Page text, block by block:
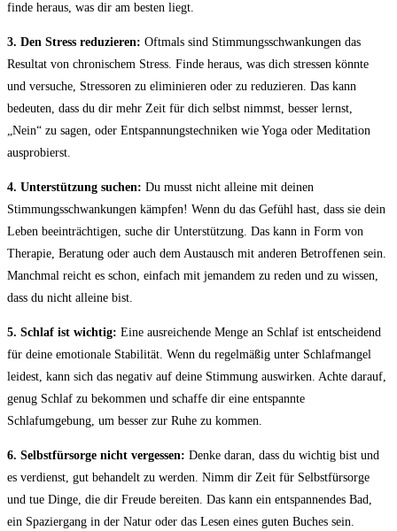
finde heraus, was dir am besten ​liegt.
3. Den Stress‍ reduzieren: Oftmals sind Stimmungsschwankungen ‌das
Resultat von chronischem Stress. Finde heraus,‍ was‍ dich stressen könnte
und versuche, Stressoren zu eliminieren oder zu⁢ reduzieren. Das​ kann
bedeuten,‍ dass du dir mehr ‌Zeit für dich selbst ‍nimmst, besser lernst,
„Nein“ zu​ sagen, oder Entspannungstechniken wie Yoga oder​ Meditation​
ausprobierst.
4.⁤ Unterstützung suchen: Du musst‌ nicht ⁢alleine mit deinen
Stimmungsschwankungen kämpfen! ⁢Wenn du das Gefühl hast, dass sie‍ dein
Leben beeinträchtigen,⁤ suche dir Unterstützung. Das kann​ in Form von
Therapie, Beratung⁢ oder auch dem Austausch mit anderen Betroffenen ⁤sein.
Manchmal reicht es schon, einfach mit jemandem zu ⁤reden und zu wissen,
dass⁣ du nicht alleine bist.
5. Schlaf ist⁣ wichtig: Eine ausreichende Menge an Schlaf ⁣ist​ entscheidend
für deine​ emotionale Stabilität. Wenn du regelmäßig unter Schlafmangel
leidest, kann sich das negativ auf ‍deine​ Stimmung auswirken. Achte darauf,
genug Schlaf‌ zu ​bekommen und schaffe dir eine entspannte⁤
Schlafumgebung,‌ um besser zur Ruhe zu ⁢kommen.
6.⁢ Selbstfürsorge nicht vergessen: Denke daran, dass du wichtig bist und
es verdienst, gut behandelt zu werden. Nimm dir Zeit für Selbstfürsorge
und​ tue Dinge, ​die‌ dir Freude ‍bereiten. Das kann⁣ ein entspannendes Bad,
ein Spaziergang in der Natur⁤ oder⁣ das‌ Lesen eines⁤ guten Buches sein.⁤